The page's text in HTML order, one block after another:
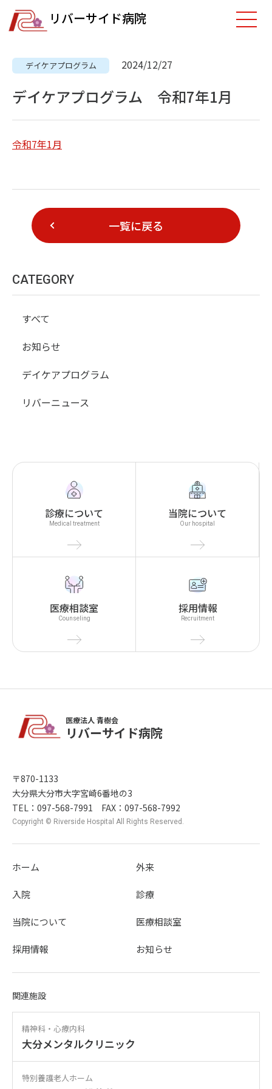
リバーサイド病院
デイケアプログラム 2024/12/27
デイケアプログラム 令和7年1月
令和7年1月
一覧に戻る
CATEGORY
すべて
お知らせ
デイケアプログラム
リバーニュース
診療について
Medical treatment
当院について
Our hospital
医療相談室
Counseling
採用情報
Recruitment
医療法人 青樹会
リバーサイド病院
〒870-1133
大分県大分市大字宮崎6番地の3
TEL：097-568-7991 FAX：097-568-7992
Copyright © Riverside Hospital All Rights Reserved.
ホーム 外来
入院 診療
当院について 医療相談室
採用情報 お知らせ
関連施設
精神科・心療内科
大分メンタルクリニック
特別養護老人ホーム